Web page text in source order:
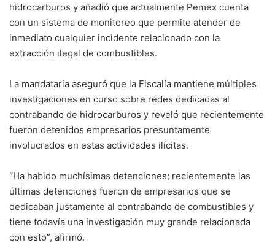
hidrocarburos y añadió que actualmente Pemex cuenta
con un sistema de monitoreo que permite atender de
inmediato cualquier incidente relacionado con la
extracción ilegal de combustibles.
La mandataria aseguró que la Fiscalía mantiene múltiples
investigaciones en curso sobre redes dedicadas al
contrabando de hidrocarburos y reveló que recientemente
fueron detenidos empresarios presuntamente
involucrados en estas actividades ilícitas.
“Ha habido muchísimas detenciones; recientemente las
últimas detenciones fueron de empresarios que se
dedicaban justamente al contrabando de combustibles y
tiene todavía una investigación muy grande relacionada
con esto”, afirmó.